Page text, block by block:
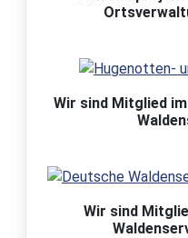
Wir sind Mitglied
Wir sind